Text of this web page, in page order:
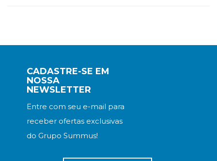
CADASTRE-SE EM
NOSSA
NEWSLETTER
Entre com seu e-mail para
receber ofertas exclusivas
do Grupo Summus!